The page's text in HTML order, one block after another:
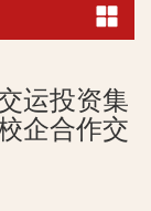
运投资集
企合作交